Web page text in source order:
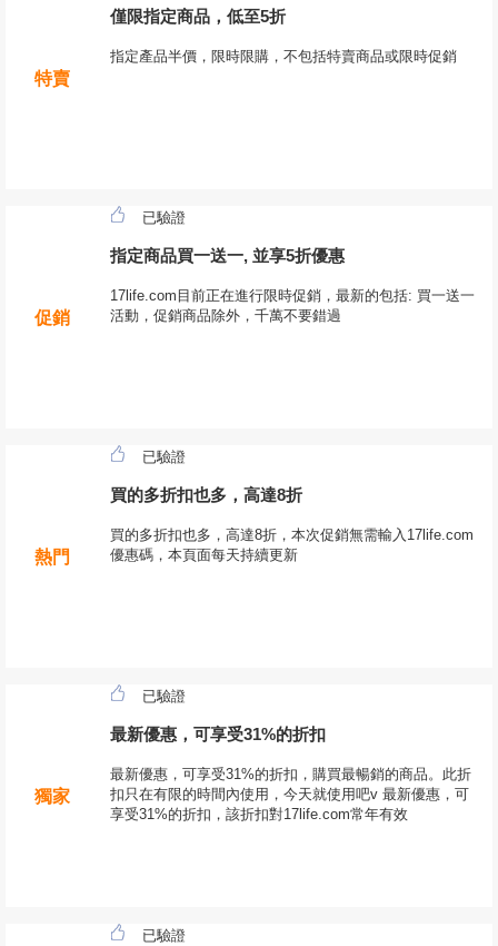
特賣
僅限指定商品，低至5折
指定產品半價，限時限購，不包括特賣商品或限時促銷
促銷
已驗證
指定商品買一送一, 並享5折優惠
17life.com目前正在進行限時促銷，最新的包括: 買一送一
活動，促銷商品除外，千萬不要錯過
熱門
已驗證
買的多折扣也多，高達8折
買的多折扣也多，高達8折，本次促銷無需輸入17life.com
優惠碼，本頁面每天持續更新
獨家
已驗證
最新優惠，可享受31%的折扣
最新優惠，可享受31%的折扣，購買最暢銷的商品。此折
扣只在有限的時間內使用，今天就使用吧v 最新優惠，可
享受31%的折扣，該折扣對17life.com常年有效
已驗證